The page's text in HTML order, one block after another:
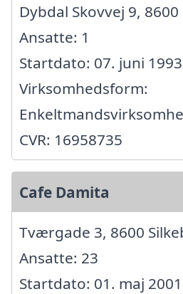
Dybdal Skovvej 9,
Ansatte: 1
Startdato: 07. juni
Virksomhedsform:
CVR: 16958735
Cafe Damita
Tværgade 3, 8600
Ansatte: 23
Startdato: 01. maj